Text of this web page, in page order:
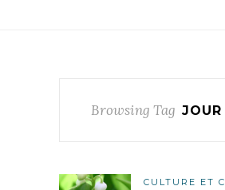
Browsing Tag JOUR
CULTURE ET